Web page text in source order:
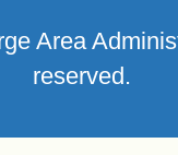
Area
reserved.